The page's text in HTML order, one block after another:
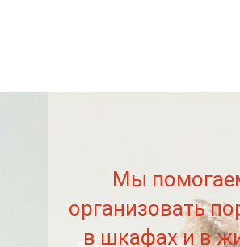
Мы
организовать
в шкафах и в